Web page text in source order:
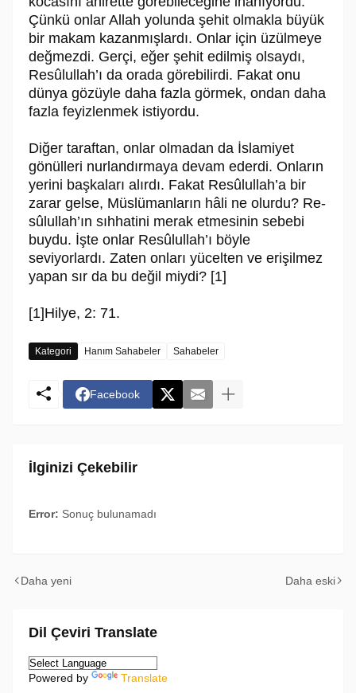
Çünkü onlar Allah yolunda şehit olmakla büyük
bir makam kazanmış­lardı. Onlar için üzülmeye
değmezdi. Gerçi, eğer şehit edilmiş olsaydı,
Re­sû­lul­lah’ı da orada görebilirdi. Fakat onu
dünya gözüyle daha fazla görmek, ondan daha
fazla feyizlenmek istiyordu.
Diğer taraftan, onlar olmadan da İslamiyet
gönülleri nurlandırmaya devam ederdi. Onların
yerini başkaları alırdı. Fakat Re­sû­lul­lah’a bir
zarar gelse, Müslümanların hâli ne olurdu? Re­
sû­lul­lah’ın sıhhatini merak etmesinin sebebi
buy­du. İşte onlar Re­sû­lul­lah’ı böyle
seviyorlardı. Zaten onları yücelten ve erişilmez
yapan sır da bu değil miydi? [1]
[1]Hilye, 2: 71.
Kategori Hanım Sahabeler Sahabeler
Facebook
İlginizi Çekebilir
Error: Sonuç bulunamadı
Daha yeni Daha eski
Dil Çeviri Translate
Powered by Translate